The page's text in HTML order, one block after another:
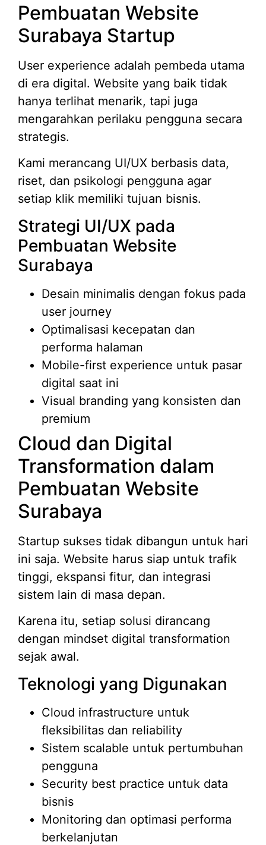
Pembuatan Website
Surabaya Startup
User experience adalah pembeda utama
di era digital. Website yang baik tidak
hanya terlihat menarik, tapi juga
mengarahkan perilaku pengguna secara
strategis.
Kami merancang UI/UX berbasis data,
riset, dan psikologi pengguna agar
setiap klik memiliki tujuan bisnis.
Strategi UI/UX pada
Pembuatan Website
Surabaya
Desain minimalis dengan fokus pada
user journey
Optimalisasi kecepatan dan
performa halaman
Mobile-first experience untuk pasar
digital saat ini
Visual branding yang konsisten dan
premium
Cloud dan Digital
Transformation dalam
Pembuatan Website
Surabaya
Startup sukses tidak dibangun untuk hari
ini saja. Website harus siap untuk trafik
tinggi, ekspansi fitur, dan integrasi
sistem lain di masa depan.
Karena itu, setiap solusi dirancang
dengan mindset digital transformation
sejak awal.
Teknologi yang Digunakan
Cloud infrastructure untuk
fleksibilitas dan reliability
Sistem scalable untuk pertumbuhan
pengguna
Security best practice untuk data
bisnis
Monitoring dan optimasi performa
berkelanjutan